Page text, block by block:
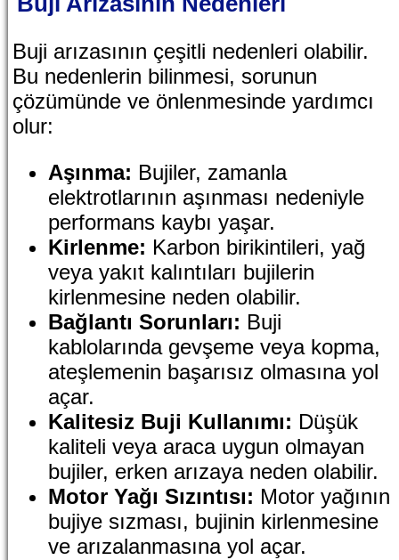
Buji arızasının çeşitli nedenleri olabilir.
Bu nedenlerin bilinmesi, sorunun
çözümünde ve önlenmesinde yardımcı
olur:
Aşınma: Bujiler, zamanla
elektrotlarının aşınması nedeniyle
performans kaybı yaşar.
Kirlenme: Karbon birikintileri, yağ
veya yakıt kalıntıları bujilerin
kirlenmesine neden olabilir.
Bağlantı Sorunları: Buji
kablolarında gevşeme veya kopma,
ateşlemenin başarısız olmasına yol
açar.
Kalitesiz Buji Kullanımı: Düşük
kaliteli veya araca uygun olmayan
bujiler, erken arızaya neden olabilir.
Motor Yağı Sızıntısı: Motor yağının
bujiye sızması, bujinin kirlenmesine
ve arızalanmasına yol açar.